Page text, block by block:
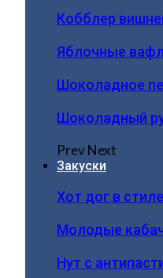
Кобблер
Яблочные
Шоколадное
Шоколадный
PrevNext
Закуски
Хот дог в
Молодые
Нут с